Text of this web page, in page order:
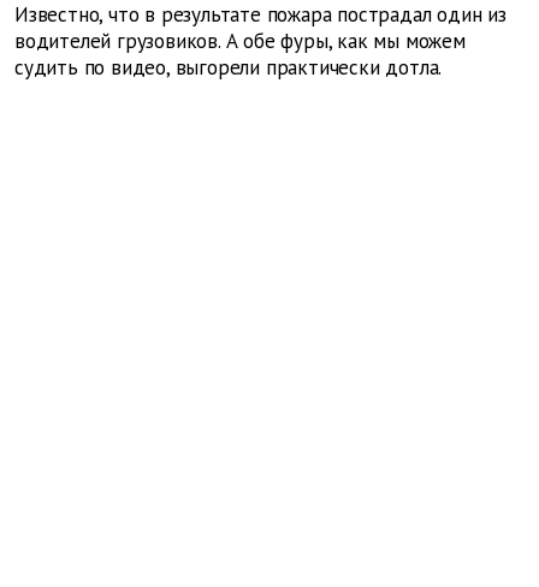
Известно, что в результате пожара пострадал один из
водителей грузовиков. А обе фуры, как мы можем
судить по видео, выгорели практически дотла.